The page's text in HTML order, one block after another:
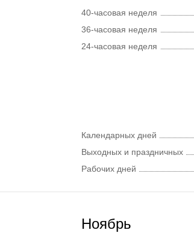
40-часовая неделя
36-часовая неделя
24-часовая неделя
Календарных дней
Выходных и праздничных
Рабочих дней
Ноябрь